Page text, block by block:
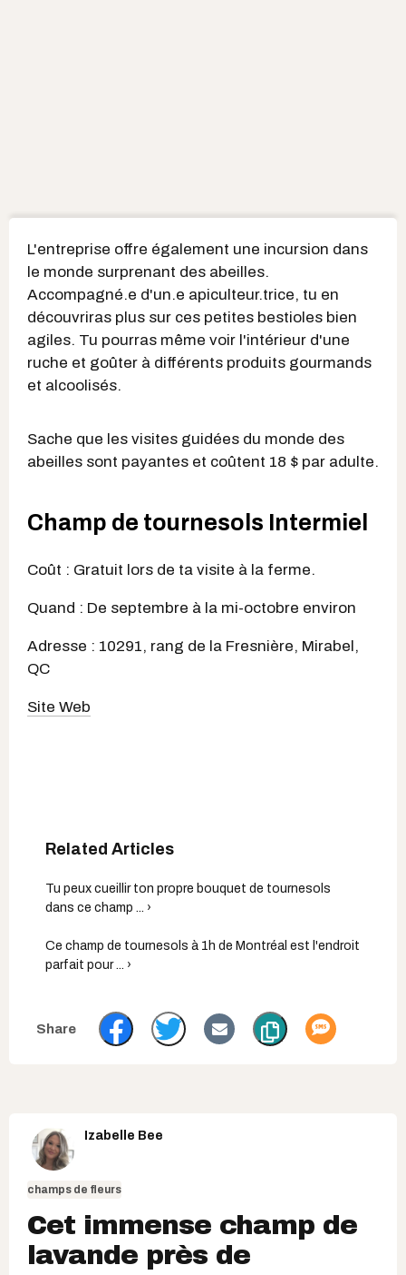
L'entreprise offre également une incursion dans
le monde surprenant des abeilles.
Accompagné.e d'un.e apiculteur.trice, tu en
découvriras plus sur ces petites bestioles bien
agiles. Tu pourras même voir l'intérieur d'une
ruche et goûter à différents produits gourmands
et alcoolisés.
Sache que les visites guidées du monde des
abeilles sont payantes et coûtent 18 $ par adulte.
Champ de tournesols Intermiel
Coût : Gratuit lors de ta visite à la ferme.
Quand : De septembre à la mi-octobre environ
Adresse : 10291, rang de la Fresnière, Mirabel,
QC
Site Web
Tu peux cueillir ton propre bouquet de tournesols
dans ce champ ... ›
Ce champ de tournesols à 1h de Montréal est l'endroit
parfait pour ... ›
Izabelle Bee
champs de fleurs
Cet immense champ de
lavande près de